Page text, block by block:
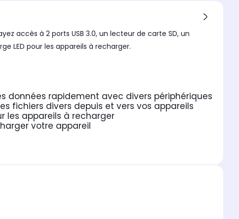
accès à 2 ports USB 3.0, un lecteur de carte SD, un
LED pour les appareils à recharger.
données rapidement avec divers périphériques
fichiers divers depuis et vers vos appareils
les appareils à recharger
votre appareil